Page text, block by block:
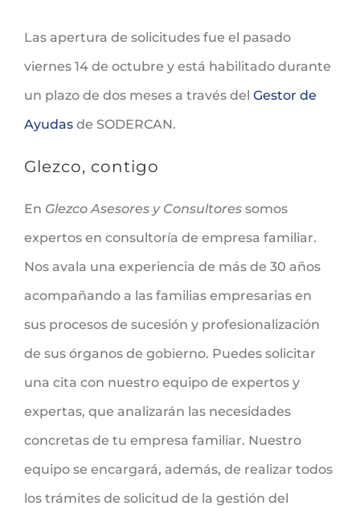
Las apertura de solicitudes fue el pasado
viernes 14 de octubre y está habilitado durante
un plazo de dos meses a través del Gestor de
Ayudas de SODERCAN.
Glezco, contigo
En Glezco Asesores y Consultores somos
expertos en consultoría de empresa familiar.
Nos avala una experiencia de más de 30 años
acompañando a las familias empresarias en
sus procesos de sucesión y profesionalización
de sus órganos de gobierno. Puedes solicitar
una cita con nuestro equipo de expertos y
expertas, que analizarán las necesidades
concretas de tu empresa familiar. Nuestro
equipo se encargará, además, de realizar todos
los trámites de solicitud de la gestión del